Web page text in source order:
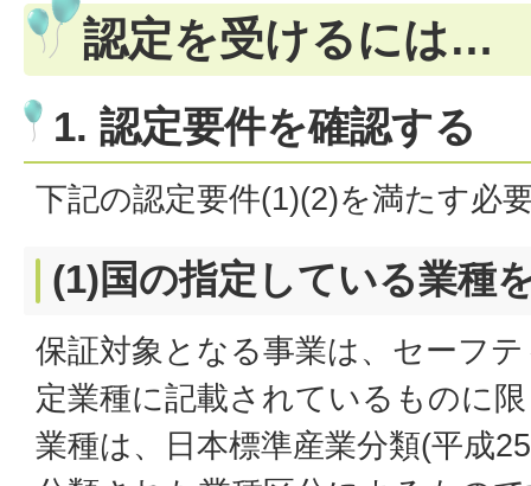
認定を受けるには…
1. 認定要件を確認する
下記の認定要件(1)(2)を満たす必
(1)国の指定している業種
保証対象となる事業は、セーフ
定業種に記載されているものに
業種は、日本標準産業分類(平成